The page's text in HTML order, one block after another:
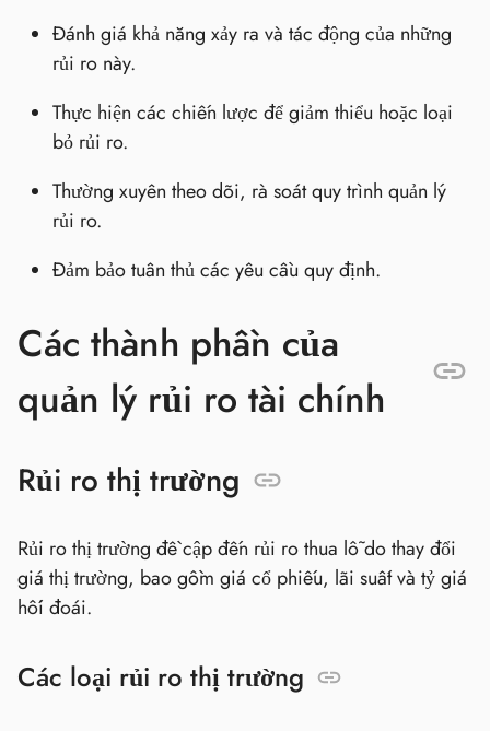
Đánh giá khả năng xảy ra và tác động của những
rủi ro này.
Thực hiện các chiến lược để giảm thiểu hoặc loại
bỏ rủi ro.
Thường xuyên theo dõi, rà soát quy trình quản lý
rủi ro.
Đảm bảo tuân thủ các yêu cầu quy định.
Các thành phần của
quản lý rủi ro tài chính
Rủi ro thị trường
Rủi ro thị trường đề cập đến rủi ro thua lỗ do thay đổi
giá thị trường, bao gồm giá cổ phiếu, lãi suất và tỷ giá
hối đoái.
Các loại rủi ro thị trường